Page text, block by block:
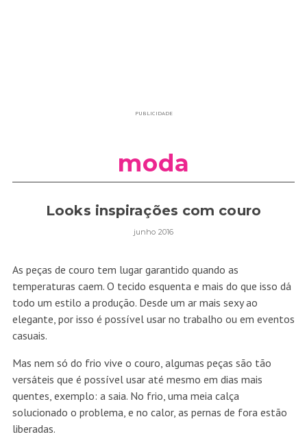
PUBLICIDADE
moda
Looks inspirações com couro
junho 2016
As peças de couro tem lugar garantido quando as
temperaturas caem. O tecido esquenta e mais do que isso dá
todo um estilo a produção. Desde um ar mais sexy ao
elegante, por isso é possível usar no trabalho ou em eventos
casuais.
Mas nem só do frio vive o couro, algumas peças são tão
versáteis que é possível usar até mesmo em dias mais
quentes, exemplo: a saia. No frio, uma meia calça
solucionado o problema, e no calor, as pernas de fora estão
liberadas.